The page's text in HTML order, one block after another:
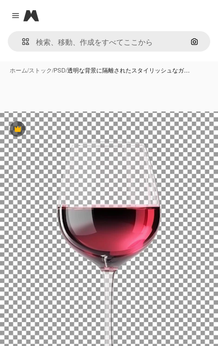
Close menu
Magnific
画像で
ホーム/ストック/PSD/透明な背景に隔離されたスタイリッシュなガ…
Premium